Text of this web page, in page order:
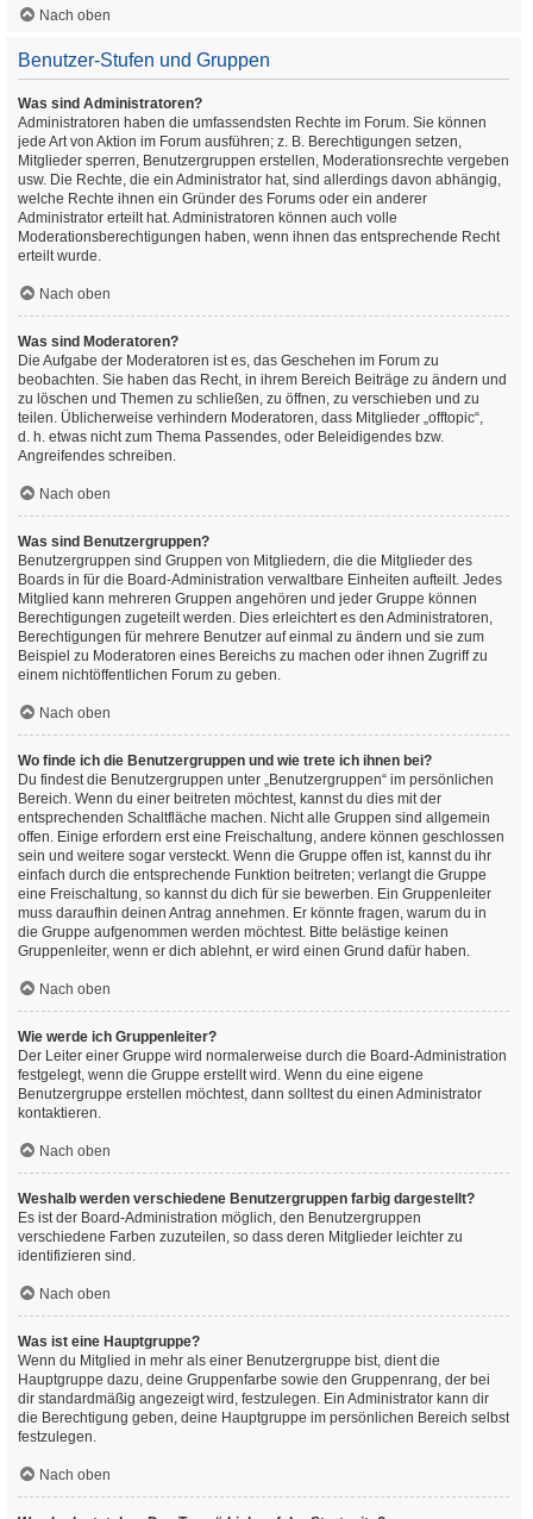
Nach oben
Benutzer-Stufen und Gruppen
Was sind Administratoren?
Administratoren haben die umfassendsten Rechte im Forum. Sie können
jede Art von Aktion im Forum ausführen; z. B. Berechtigungen setzen,
Mitglieder sperren, Benutzergruppen erstellen, Moderationsrechte vergeben
usw. Die Rechte, die ein Administrator hat, sind allerdings davon abhängig,
welche Rechte ihnen ein Gründer des Forums oder ein anderer
Administrator erteilt hat. Administratoren können auch volle
Moderationsberechtigungen haben, wenn ihnen das entsprechende Recht
erteilt wurde.
Nach oben
Was sind Moderatoren?
Die Aufgabe der Moderatoren ist es, das Geschehen im Forum zu
beobachten. Sie haben das Recht, in ihrem Bereich Beiträge zu ändern und
zu löschen und Themen zu schließen, zu öffnen, zu verschieben und zu
teilen. Üblicherweise verhindern Moderatoren, dass Mitglieder „offtopic“,
d. h. etwas nicht zum Thema Passendes, oder Beleidigendes bzw.
Angreifendes schreiben.
Nach oben
Was sind Benutzergruppen?
Benutzergruppen sind Gruppen von Mitgliedern, die die Mitglieder des
Boards in für die Board-Administration verwaltbare Einheiten aufteilt. Jedes
Mitglied kann mehreren Gruppen angehören und jeder Gruppe können
Berechtigungen zugeteilt werden. Dies erleichtert es den Administratoren,
Berechtigungen für mehrere Benutzer auf einmal zu ändern und sie zum
Beispiel zu Moderatoren eines Bereichs zu machen oder ihnen Zugriff zu
einem nichtöffentlichen Forum zu geben.
Nach oben
Wo finde ich die Benutzergruppen und wie trete ich ihnen bei?
Du findest die Benutzergruppen unter „Benutzergruppen“ im persönlichen
Bereich. Wenn du einer beitreten möchtest, kannst du dies mit der
entsprechenden Schaltfläche machen. Nicht alle Gruppen sind allgemein
offen. Einige erfordern erst eine Freischaltung, andere können geschlossen
sein und weitere sogar versteckt. Wenn die Gruppe offen ist, kannst du ihr
einfach durch die entsprechende Funktion beitreten; verlangt die Gruppe
eine Freischaltung, so kannst du dich für sie bewerben. Ein Gruppenleiter
muss daraufhin deinen Antrag annehmen. Er könnte fragen, warum du in
die Gruppe aufgenommen werden möchtest. Bitte belästige keinen
Gruppenleiter, wenn er dich ablehnt, er wird einen Grund dafür haben.
Nach oben
Wie werde ich Gruppenleiter?
Der Leiter einer Gruppe wird normalerweise durch die Board-Administration
festgelegt, wenn die Gruppe erstellt wird. Wenn du eine eigene
Benutzergruppe erstellen möchtest, dann solltest du einen Administrator
kontaktieren.
Nach oben
Weshalb werden verschiedene Benutzergruppen farbig dargestellt?
Es ist der Board-Administration möglich, den Benutzergruppen
verschiedene Farben zuzuteilen, so dass deren Mitglieder leichter zu
identifizieren sind.
Nach oben
Was ist eine Hauptgruppe?
Wenn du Mitglied in mehr als einer Benutzergruppe bist, dient die
Hauptgruppe dazu, deine Gruppenfarbe sowie den Gruppenrang, der bei
dir standardmäßig angezeigt wird, festzulegen. Ein Administrator kann dir
die Berechtigung geben, deine Hauptgruppe im persönlichen Bereich selbst
festzulegen.
Nach oben